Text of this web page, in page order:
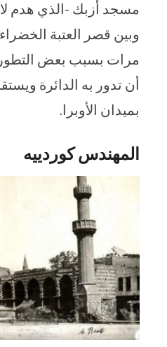
مسجد أزبك -الذي هدم
وبين قصر العتبة
مرات بسبب بعض
أن تدور به الدائرة
بميدان الأوبرا.
المهندس كوردييه